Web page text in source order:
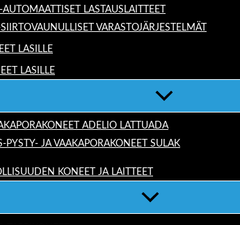
AUTOMAATTISET LASTAUSLAITTEET
VARASTOJÄRJESTELMÄT
LASILLE
LASILLE
ADELIO LATTUADA
PYSTY- JA VAAKAPORAKONEET SULAK
KONEET JA LAITTEET